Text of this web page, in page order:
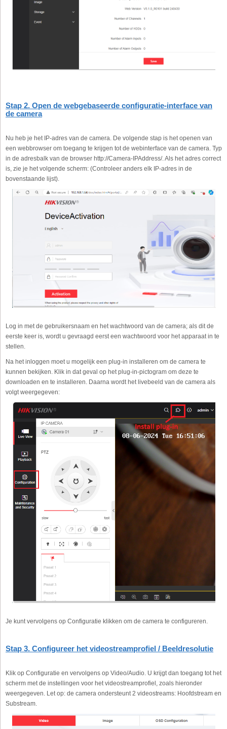
Stap 2. Open de webgebaseerde configuratie-interface van
de camera
Nu heb je het IP-adres van de camera. De volgende stap is het openen van
een webbrowser om toegang te krijgen tot de webinterface van de camera. Typ
in de adresbalk van de browser http://Camera-IPAddress/. Als het adres correct
is, zie je het volgende scherm: (Controleer anders elk IP-adres in de
bovenstaande lijst).
Log in met de gebruikersnaam en het wachtwoord van de camera; als dit de
eerste keer is, wordt u gevraagd eerst een wachtwoord voor het apparaat in te
stellen.
Na het inloggen moet u mogelijk een plug-in installeren om de camera te
kunnen bekijken. Klik in dat geval op het plug-in-pictogram om deze te
downloaden en te installeren. Daarna wordt het livebeeld van de camera als
volgt weergegeven:
Je kunt vervolgens op Configuratie klikken om de camera te configureren.
Stap 3. Configureer het videostreamprofiel / Beeldresolutie
Klik op Configuratie en vervolgens op Video/Audio. U krijgt dan toegang tot het
scherm met de instellingen voor het videostreamprofiel, zoals hieronder
weergegeven. Let op: de camera ondersteunt 2 videostreams: Hoofdstream en
Substream.